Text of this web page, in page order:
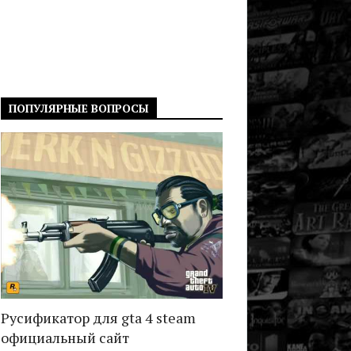
ПОПУЛЯРНЫЕ ВОПРОСЫ
Русификатор для gta 4 steam
официальный сайт